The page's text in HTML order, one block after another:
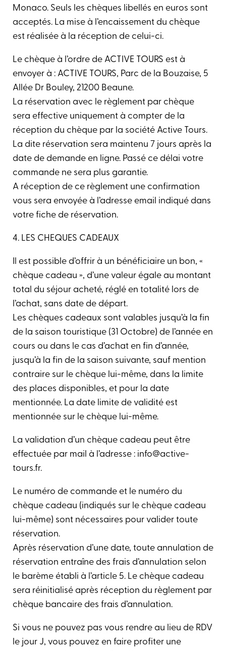
Monaco. Seuls les chèques libellés en euros sont
acceptés. La mise à l’encaissement du chèque
est réalisée à la réception de celui-ci.
Le chèque à l’ordre de ACTIVE TOURS est à
envoyer à : ACTIVE TOURS, Parc de la Bouzaise, 5
Allée Dr Bouley, 21200 Beaune.
La réservation avec le règlement par chèque
sera effective uniquement à compter de la
réception du chèque par la société Active Tours.
La dite réservation sera maintenu 7 jours après la
date de demande en ligne. Passé ce délai votre
commande ne sera plus garantie.
A réception de ce règlement une confirmation
vous sera envoyée à l’adresse email indiqué dans
votre fiche de réservation.
4. LES CHEQUES CADEAUX
Il est possible d’offrir à un bénéficiaire un bon, «
chèque cadeau », d’une valeur égale au montant
total du séjour acheté, réglé en totalité lors de
l’achat, sans date de départ.
Les chèques cadeaux sont valables jusqu’à la fin
de la saison touristique (31 Octobre) de l’année en
cours ou dans le cas d’achat en fin d’année,
jusqu’à la fin de la saison suivante, sauf mention
contraire sur le chèque lui-même, dans la limite
des places disponibles, et pour la date
mentionnée. La date limite de validité est
mentionnée sur le chèque lui-même.
La validation d’un chèque cadeau peut être
effectuée par mail à l’adresse : info@active-
tours.fr.
Le numéro de commande et le numéro du
chèque cadeau (indiqués sur le chèque cadeau
lui-même) sont nécessaires pour valider toute
réservation.
Après réservation d’une date, toute annulation de
réservation entraîne des frais d’annulation selon
le barème établi à l’article 5. Le chèque cadeau
sera réinitialisé après réception du règlement par
chèque bancaire des frais d’annulation.
Si vous ne pouvez pas vous rendre au lieu de RDV
le jour J, vous pouvez en faire profiter une